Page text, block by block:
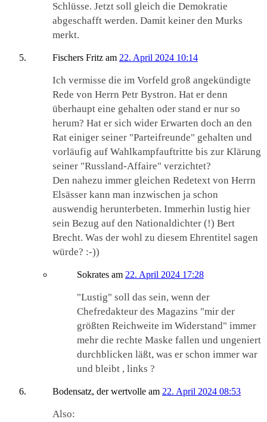
Schlüsse. Jetzt soll gleich die Demokratie
abgeschafft werden. Damit keiner den Murks
merkt.
Fischers Fritz am 22. April 2024 10:14
Ich vermisse die im Vorfeld groß angekündigte
Rede von Herrn Petr Bystron. Hat er denn
überhaupt eine gehalten oder stand er nur so
herum? Hat er sich wider Erwarten doch an den
Rat einiger seiner "Parteifreunde" gehalten und
vorläufig auf Wahlkampfauftritte bis zur Klärung
seiner "Russland-Affaire" verzichtet?
Den nahezu immer gleichen Redetext von Herrn
Elsässer kann man inzwischen ja schon
auswendig herunterbeten. Immerhin lustig hier
sein Bezug auf den Nationaldichter (!) Bert
Brecht. Was der wohl zu diesem Ehrentitel sagen
würde? :-))
Sokrates am 22. April 2024 17:28
"Lustig" soll das sein, wenn der
Chefredakteur des Magazins "mir der
größten Reichweite im Widerstand" immer
mehr die rechte Maske fallen und ungeniert
durchblicken läßt, was er schon immer war
und bleibt , links ?
Bodensatz, der wertvolle am 22. April 2024 08:53
Also: